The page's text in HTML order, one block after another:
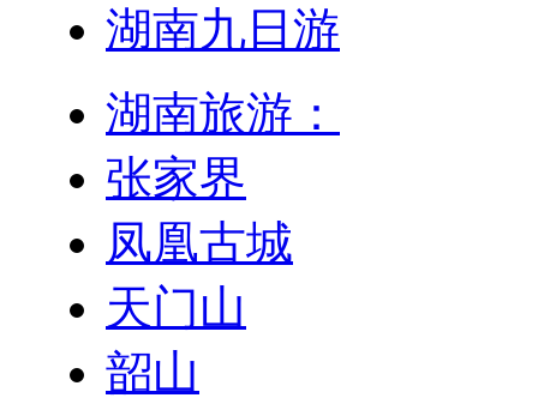
湖南九日游
湖南旅游：
张家界
凤凰古城
天门山
韶山